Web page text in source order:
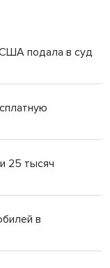
подала в суд
25 тысяч
в